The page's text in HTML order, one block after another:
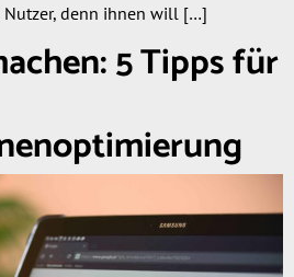
Nutzer, denn ihnen will […]
5 Tipps für